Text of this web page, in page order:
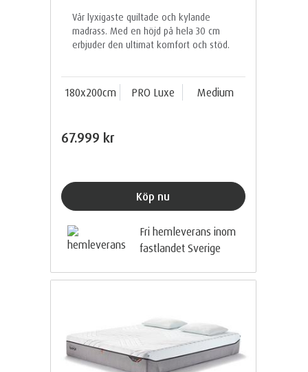
Vår lyxigaste quiltade och kylande
madrass. Med en höjd på hela 30 cm
erbjuder den ultimat komfort och stöd.
180x200cm PRO Luxe Medium
67.999 kr
Köp nu
Fri hemleverans inom
fastlandet Sverige